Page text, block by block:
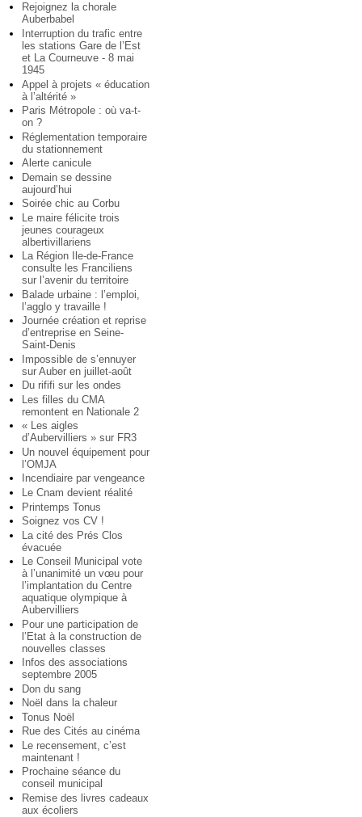
Rejoignez la chorale
Auberbabel
Interruption du trafic entre
les stations Gare de l’Est
et La Courneuve - 8 mai
1945
Appel à projets « éducation
à l’altérité »
Paris Métropole : où va-t-
on ?
Réglementation temporaire
du stationnement
Alerte canicule
Demain se dessine
aujourd’hui
Soirée chic au Corbu
Le maire félicite trois
jeunes courageux
albertivillariens
La Région Ile-de-France
consulte les Franciliens
sur l’avenir du territoire
Balade urbaine : l’emploi,
l’agglo y travaille !
Journée création et reprise
d’entreprise en Seine-
Saint-Denis
Impossible de s’ennuyer
sur Auber en juillet-août
Du rififi sur les ondes
Les filles du CMA
remontent en Nationale 2
« Les aigles
d’Aubervilliers » sur FR3
Un nouvel équipement pour
l’OMJA
Incendiaire par vengeance
Le Cnam devient réalité
Printemps Tonus
Soignez vos CV !
La cité des Prés Clos
évacuée
Le Conseil Municipal vote
à l’unanimité un vœu pour
l’implantation du Centre
aquatique olympique à
Aubervilliers
Pour une participation de
l’Etat à la construction de
nouvelles classes
Infos des associations
septembre 2005
Don du sang
Noël dans la chaleur
Tonus Noël
Rue des Cités au cinéma
Le recensement, c’est
maintenant !
Prochaine séance du
conseil municipal
Remise des livres cadeaux
aux écoliers